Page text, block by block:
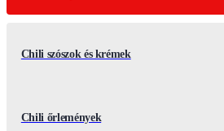
Chili szószok és krémek
Chili őrlemények